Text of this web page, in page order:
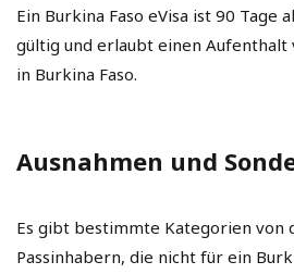
Ein Burkina Faso eVisa ist 90 Tage
gültig und erlaubt einen Aufenthalt
in Burkina Faso.
Ausnahmen und
Es gibt bestimmte Kategorien von
Passinhabern, die nicht für ein